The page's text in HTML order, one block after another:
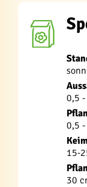
0,5
0,5
15-
30